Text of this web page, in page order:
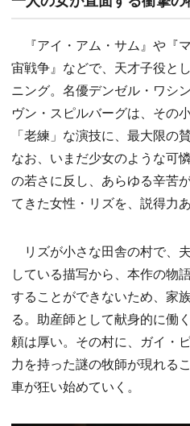
『アイ・アム・サム』や『
宙戦争』などで、天才子役と
ニング。名優デンゼル・ワシ
ヴン・スピルバーグは、その
「老練」な演技に、最大限の
なお、いまだ少女のような可
の若さに反し、あらゆる辛苦
てきた女性・リズを、説得力
リズが小さな田舎の村で、
している描写から、本作の物
することができないため、家
る。助産師として献身的に働
頼は厚い。その村に、ガイ・
力を持った謎の牧師が現れる
車が狂い始めていく。